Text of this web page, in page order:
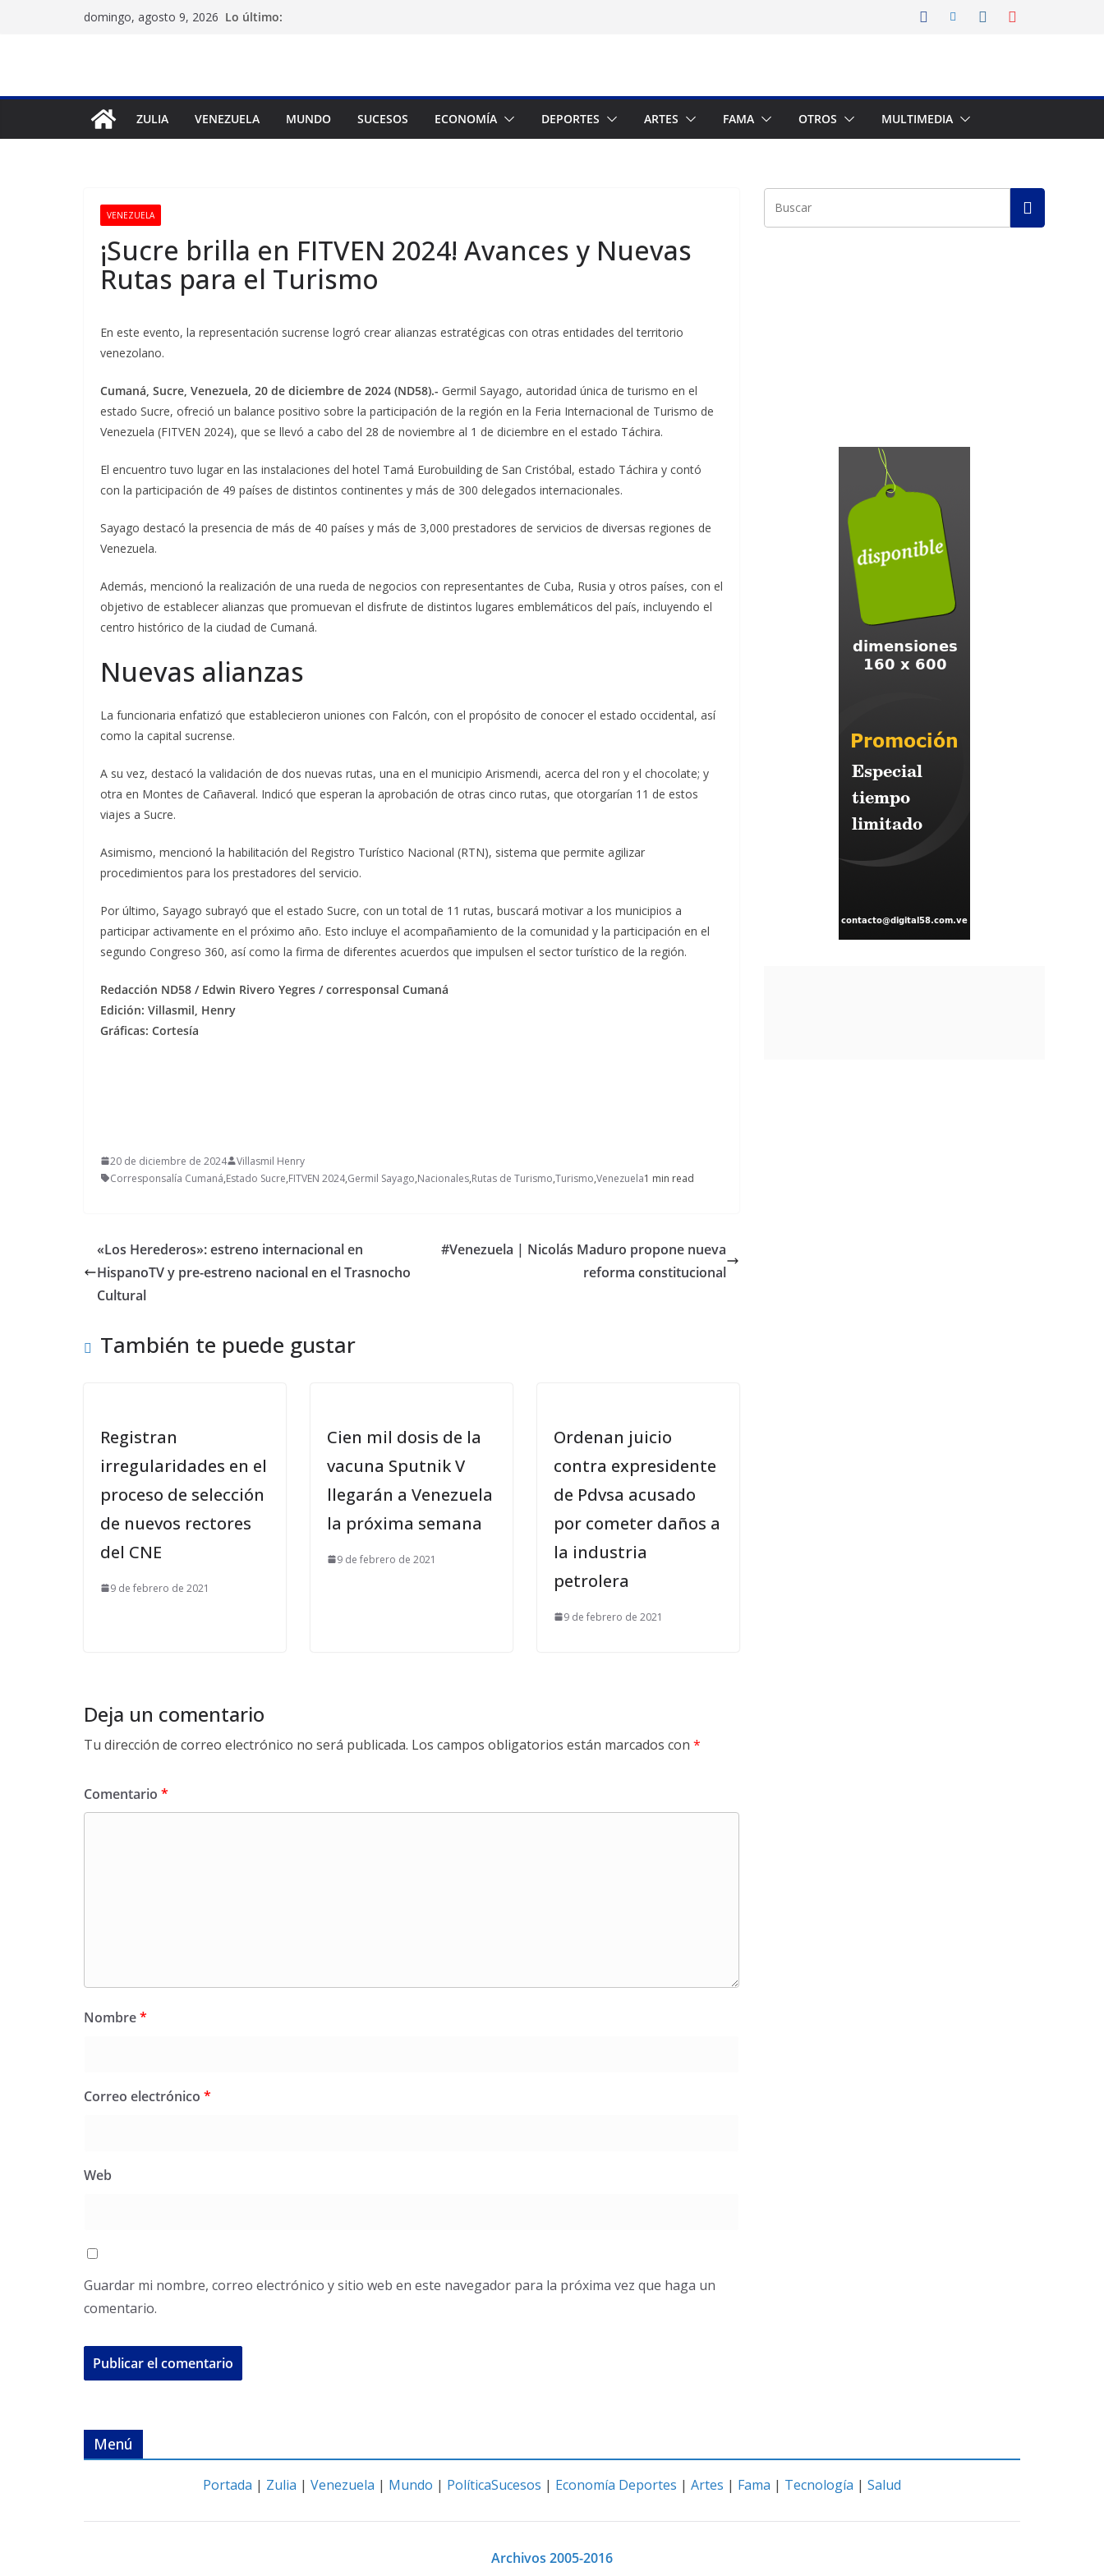
domingo, agosto 9, 2026 Lo último:
ZULIA VENEZUELA MUNDO SUCESOS ECONOMÍA DEPORTES ARTES FAMA OTROS MULTIMEDIA
VENEZUELA
¡Sucre brilla en FITVEN 2024! Avances y Nuevas
Rutas para el Turismo
En este evento, la representación sucrense logró crear alianzas estratégicas con otras entidades del territorio
venezolano.
Cumaná, Sucre, Venezuela, 20 de diciembre de 2024 (ND58).- Germil Sayago, autoridad única de turismo en el
estado Sucre, ofreció un balance positivo sobre la participación de la región en la Feria Internacional de Turismo de
Venezuela (FITVEN 2024), que se llevó a cabo del 28 de noviembre al 1 de diciembre en el estado Táchira.
El encuentro tuvo lugar en las instalaciones del hotel Tamá Eurobuilding de San Cristóbal, estado Táchira y contó
con la participación de 49 países de distintos continentes y más de 300 delegados internacionales.
Sayago destacó la presencia de más de 40 países y más de 3,000 prestadores de servicios de diversas regiones de
Venezuela.
Además, mencionó la realización de una rueda de negocios con representantes de Cuba, Rusia y otros países, con el
objetivo de establecer alianzas que promuevan el disfrute de distintos lugares emblemáticos del país, incluyendo el
centro histórico de la ciudad de Cumaná.
Nuevas alianzas
La funcionaria enfatizó que establecieron uniones con Falcón, con el propósito de conocer el estado occidental, así
como la capital sucrense.
A su vez, destacó la validación de dos nuevas rutas, una en el municipio Arismendi, acerca del ron y el chocolate; y
otra en Montes de Cañaveral. Indicó que esperan la aprobación de otras cinco rutas, que otorgarían 11 de estos
viajes a Sucre.
Asimismo, mencionó la habilitación del Registro Turístico Nacional (RTN), sistema que permite agilizar
procedimientos para los prestadores del servicio.
Por último, Sayago subrayó que el estado Sucre, con un total de 11 rutas, buscará motivar a los municipios a
participar activamente en el próximo año. Esto incluye el acompañamiento de la comunidad y la participación en el
segundo Congreso 360, así como la firma de diferentes acuerdos que impulsen el sector turístico de la región.
Redacción ND58 / Edwin Rivero Yegres / corresponsal Cumaná
Edición: Villasmil, Henry
Gráficas: Cortesía
20 de diciembre de 2024
Villasmil Henry
Corresponsalía Cumaná,Estado Sucre,FITVEN 2024,Germil Sayago,Nacionales,Rutas de Turismo,Turismo,Venezuela1 min read
«Los Herederos»: estreno internacional en
HispanoTV y pre-estreno nacional en el Trasnocho
Cultural
#Venezuela | Nicolás Maduro propone nueva
reforma constitucional
También te puede gustar
Registran
irregularidades en el
proceso de selección
de nuevos rectores
del CNE
9 de febrero de 2021
Cien mil dosis de la
vacuna Sputnik V
llegarán a Venezuela
la próxima semana
9 de febrero de 2021
Ordenan juicio
contra expresidente
de Pdvsa acusado
por cometer daños a
la industria
petrolera
9 de febrero de 2021
Deja un comentario
Tu dirección de correo electrónico no será publicada. Los campos obligatorios están marcados con *
Comentario *
Nombre*
Correo electrónico *
Web
Guardar mi nombre, correo electrónico y sitio web en este navegador para la próxima vez que haga un
comentario.
Menú
Portada | Zulia | Venezuela | Mundo | PolíticaSucesos | Economía Deportes | Artes | Fama | Tecnología | Salud
Archivos 2005-2016